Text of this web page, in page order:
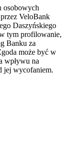
osobowych
VeloBank
Daszyńskiego
tym profilowanie,
Banku za
może być w
wpływu na
jej wycofaniem.